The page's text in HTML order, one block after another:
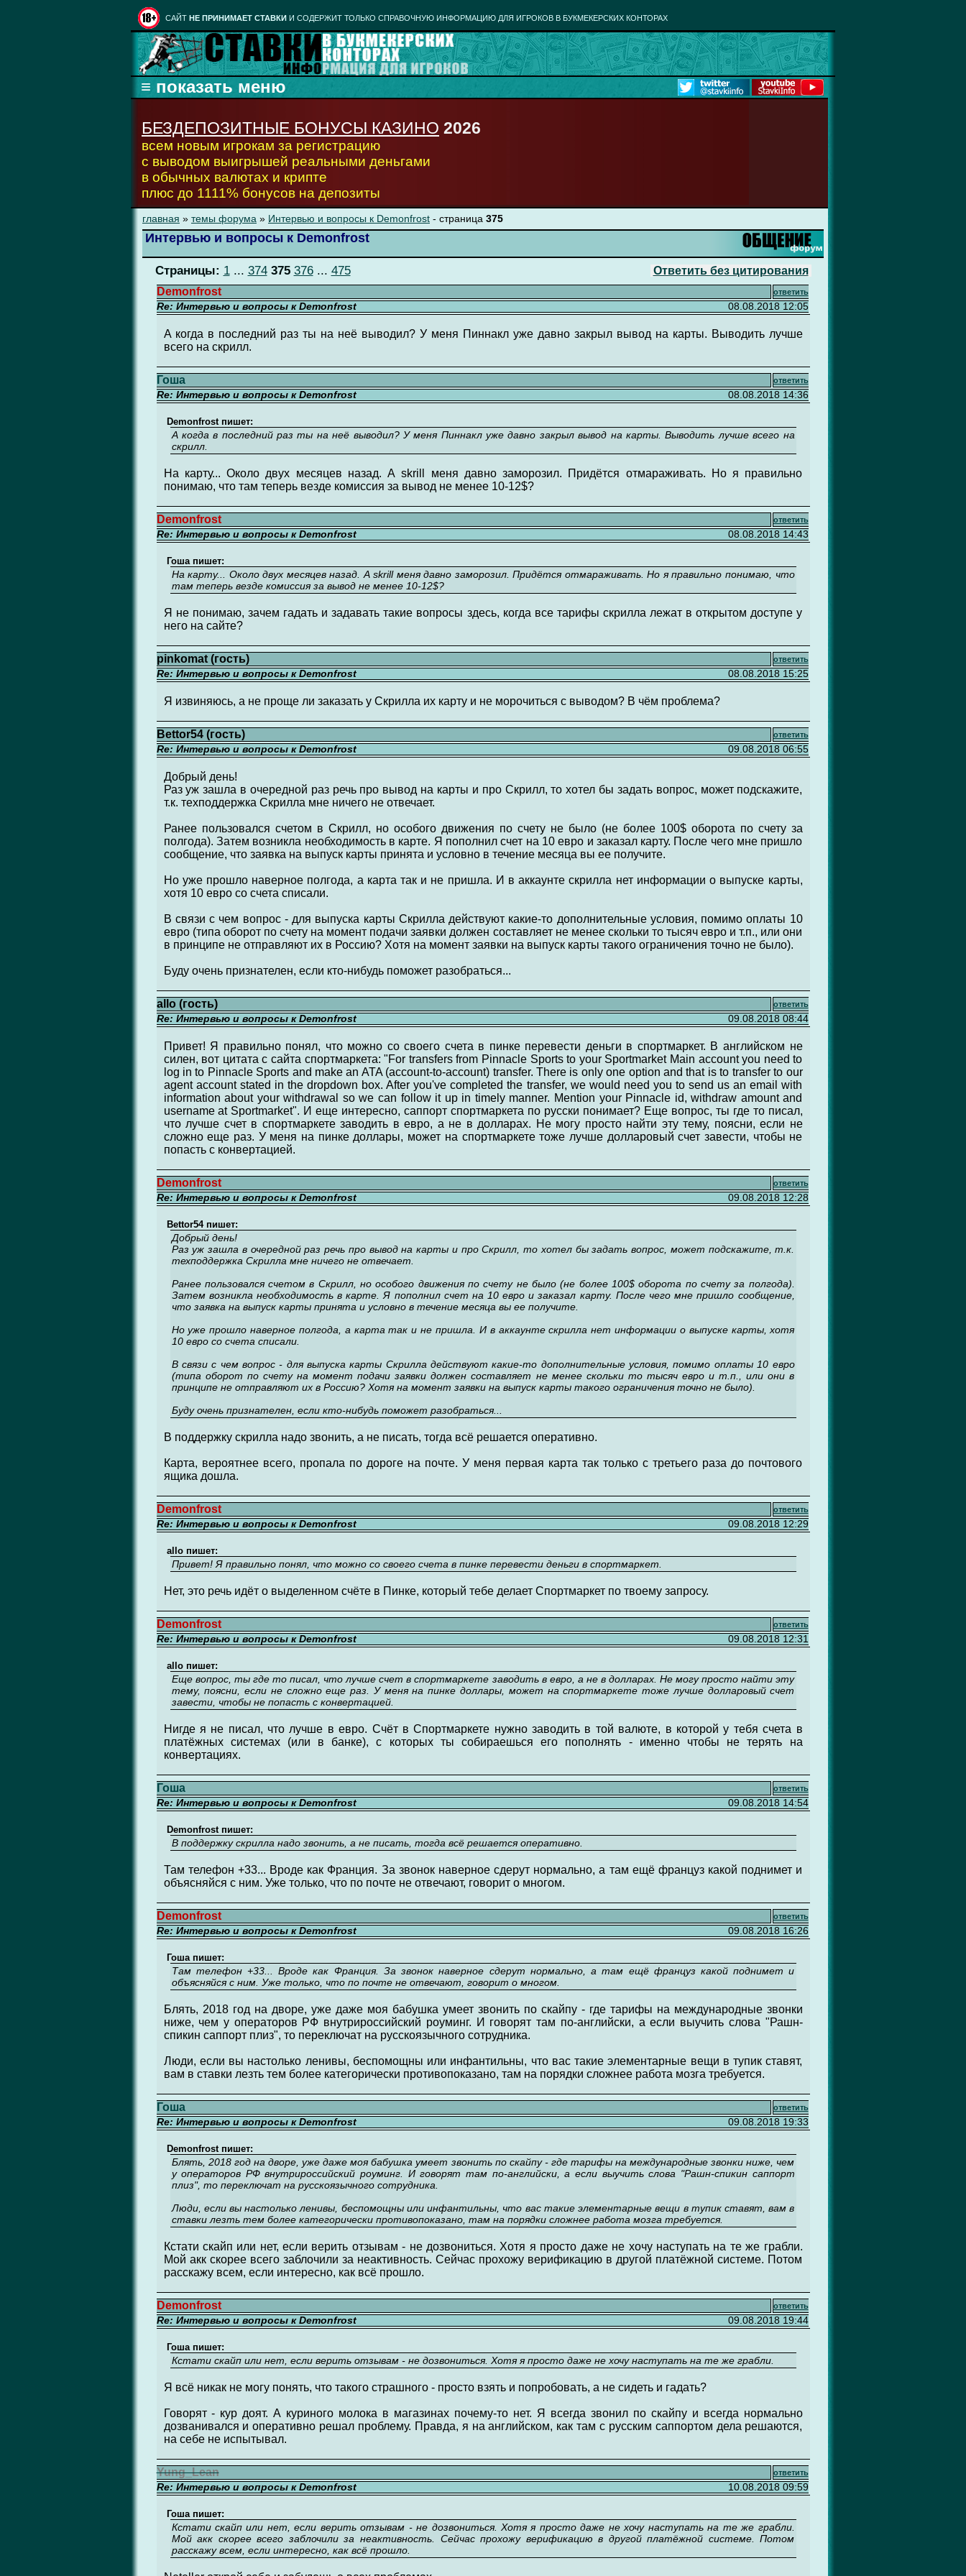
CАЙТ НЕ ПРИНИМАЕТ СТАВКИ И СОДЕРЖИТ ТОЛЬКО СПРАВОЧНУЮ ИНФОРМАЦИЮ ДЛЯ ИГРОКОВ В БУКМЕКЕРСКИХ КОНТОРАХ
БЕЗДЕПОЗИТНЫЕ БОНУСЫ КАЗИНО 2026
всем новым игрокам за регистрацию
с выводом выигрышей реальными деньгами
в обычных валютах и крипте
плюс до 1111% бонусов на депозиты
главная » темы форума » Интервью и вопросы к Demonfrost - страница 375
Интервью и вопросы к Demonfrost
Страницы: 1... 374 375 376... 475
Ответить без цитирования
Demonfrost
ответить
Re: Интервью и вопросы к Demonfrost 08.08.2018 12:05
А когда в последний раз ты на неё выводил? У меня Пиннакл уже давно закрыл вывод на карты. Выводить лучше
всего на скрилл.
Гоша ответить
Re: Интервью и вопросы к Demonfrost 08.08.2018 14:36
Demonfrost пишет:
А когда в последний раз ты на неё выводил? У меня Пиннакл уже давно закрыл вывод на карты. Выводить лучше всего на
скрилл.
На карту... Около двух месяцев назад. А skrill меня давно заморозил. Придётся отмараживать. Но я правильно
понимаю, что там теперь везде комиссия за вывод не менее 10-12$?
Demonfrost ответить
Re: Интервью и вопросы к Demonfrost 08.08.2018 14:43
Гоша пишет:
На карту... Около двух месяцев назад. А skrill меня давно заморозил. Придётся отмараживать. Но я правильно понимаю, что
там теперь везде комиссия за вывод не менее 10-12$?
Я не понимаю, зачем гадать и задавать такие вопросы здесь, когда все тарифы скрилла лежат в открытом доступе у
него на сайте?
pinkomat (гость) ответить
Re: Интервью и вопросы к Demonfrost 08.08.2018 15:25
Я извиняюсь, а не проще ли заказать у Скрилла их карту и не морочиться с выводом? В чём проблема?
Bettor54 (гость) ответить
Re: Интервью и вопросы к Demonfrost 09.08.2018 06:55
Добрый день!
Раз уж зашла в очередной раз речь про вывод на карты и про Скрилл, то хотел бы задать вопрос, может подскажите,
т.к. техподдержка Скрилла мне ничего не отвечает.
Ранее пользовался счетом в Скрилл, но особого движения по счету не было (не более 100$ оборота по счету за
полгода). Затем возникла необходимость в карте. Я пополнил счет на 10 евро и заказал карту. После чего мне пришло
сообщение, что заявка на выпуск карты принята и условно в течение месяца вы ее получите.
Но уже прошло наверное полгода, а карта так и не пришла. И в аккаунте скрилла нет информации о выпуске карты,
хотя 10 евро со счета списали.
В связи с чем вопрос - для выпуска карты Скрилла действуют какие-то дополнительные условия, помимо оплаты 10
евро (типа оборот по счету на момент подачи заявки должен составляет не менее скольки то тысяч евро и т.п., или они
в принципе не отправляют их в Россию? Хотя на момент заявки на выпуск карты такого ограничения точно не было).
Буду очень признателен, если кто-нибудь поможет разобраться...
allo (гость) ответить
Re: Интервью и вопросы к Demonfrost 09.08.2018 08:44
Привет! Я правильно понял, что можно со своего счета в пинке перевести деньги в спортмаркет. В английском не
силен, вот цитата с сайта спортмаркета: "For transfers from Pinnacle Sports to your Sportmarket Main account you need to
log in to Pinnacle Sports and make an ATA (account-to-account) transfer. There is only one option and that is to transfer to our
agent account stated in the dropdown box. After you've completed the transfer, we would need you to send us an email with
information about your withdrawal so we can follow it up in timely manner. Mention your Pinnacle id, withdraw amount and
username at Sportmarket". И еще интересно, саппорт спортмаркета по русски понимает? Еще вопрос, ты где то писал,
что лучше счет в спортмаркете заводить в евро, а не в долларах. Не могу просто найти эту тему, поясни, если не
сложно еще раз. У меня на пинке доллары, может на спортмаркете тоже лучше долларовый счет завести, чтобы не
попасть с конвертацией.
Demonfrost ответить
Re: Интервью и вопросы к Demonfrost 09.08.2018 12:28
Bettor54 пишет:
Добрый день!
Раз уж зашла в очередной раз речь про вывод на карты и про Скрилл, то хотел бы задать вопрос, может подскажите, т.к.
техподдержка Скрилла мне ничего не отвечает.
Ранее пользовался счетом в Скрилл, но особого движения по счету не было (не более 100$ оборота по счету за полгода).
Затем возникла необходимость в карте. Я пополнил счет на 10 евро и заказал карту. После чего мне пришло сообщение,
что заявка на выпуск карты принята и условно в течение месяца вы ее получите.
Но уже прошло наверное полгода, а карта так и не пришла. И в аккаунте скрилла нет информации о выпуске карты, хотя
10 евро со счета списали.
В связи с чем вопрос - для выпуска карты Скрилла действуют какие-то дополнительные условия, помимо оплаты 10 евро
(типа оборот по счету на момент подачи заявки должен составляет не менее скольки то тысяч евро и т.п., или они в
принципе не отправляют их в Россию? Хотя на момент заявки на выпуск карты такого ограничения точно не было).
Буду очень признателен, если кто-нибудь поможет разобраться...
В поддержку скрилла надо звонить, а не писать, тогда всё решается оперативно.
Карта, вероятнее всего, пропала по дороге на почте. У меня первая карта так только с третьего раза до почтового
ящика дошла.
Demonfrost ответить
Re: Интервью и вопросы к Demonfrost 09.08.2018 12:29
allo пишет:
Привет! Я правильно понял, что можно со своего счета в пинке перевести деньги в спортмаркет.
Нет, это речь идёт о выделенном счёте в Пинке, который тебе делает Спортмаркет по твоему запросу.
Demonfrost ответить
Re: Интервью и вопросы к Demonfrost 09.08.2018 12:31
allo пишет:
Еще вопрос, ты где то писал, что лучше счет в спортмаркете заводить в евро, а не в долларах. Не могу просто найти эту
тему, поясни, если не сложно еще раз. У меня на пинке доллары, может на спортмаркете тоже лучше долларовый счет
завести, чтобы не попасть с конвертацией.
Нигде я не писал, что лучше в евро. Счёт в Спортмаркете нужно заводить в той валюте, в которой у тебя счета в
платёжных системах (или в банке), с которых ты собираешься его пополнять - именно чтобы не терять на
конвертациях.
Гоша ответить
Re: Интервью и вопросы к Demonfrost 09.08.2018 14:54
Demonfrost пишет:
В поддержку скрилла надо звонить, а не писать, тогда всё решается оперативно.
Там телефон +33... Вроде как Франция. За звонок наверное сдерут нормально, а там ещё француз какой поднимет и
объясняйся с ним. Уже только, что по почте не отвечают, говорит о многом.
Demonfrost ответить
Re: Интервью и вопросы к Demonfrost 09.08.2018 16:26
Гоша пишет:
Там телефон +33... Вроде как Франция. За звонок наверное сдерут нормально, а там ещё француз какой поднимет и
объясняйся с ним. Уже только, что по почте не отвечают, говорит о многом.
Блять, 2018 год на дворе, уже даже моя бабушка умеет звонить по скайпу - где тарифы на международные звонки
ниже, чем у операторов РФ внутрироссийский роуминг. И говорят там по-английски, а если выучить слова "Рашн-
спикин саппорт плиз", то переключат на русскоязычного сотрудника.
Люди, если вы настолько ленивы, беспомощны или инфантильны, что вас такие элементарные вещи в тупик ставят,
вам в ставки лезть тем более категорически противопоказано, там на порядки сложнее работа мозга требуется.
Гоша ответить
Re: Интервью и вопросы к Demonfrost 09.08.2018 19:33
Demonfrost пишет:
Блять, 2018 год на дворе, уже даже моя бабушка умеет звонить по скайпу - где тарифы на международные звонки ниже, чем
у операторов РФ внутрироссийский роуминг. И говорят там по-английски, а если выучить слова "Рашн-спикин саппорт
плиз", то переключат на русскоязычного сотрудника.
Люди, если вы настолько ленивы, беспомощны или инфантильны, что вас такие элементарные вещи в тупик ставят, вам в
ставки лезть тем более категорически противопоказано, там на порядки сложнее работа мозга требуется.
Кстати скайп или нет, если верить отзывам - не дозвониться. Хотя я просто даже не хочу наступать на те же грабли.
Мой акк скорее всего заблочили за неактивность. Сейчас прохожу верификацию в другой платёжной системе. Потом
расскажу всем, если интересно, как всё прошло.
Demonfrost ответить
Re: Интервью и вопросы к Demonfrost 09.08.2018 19:44
Гоша пишет:
Кстати скайп или нет, если верить отзывам - не дозвониться. Хотя я просто даже не хочу наступать на те же грабли.
Я всё никак не могу понять, что такого страшного - просто взять и попробовать, а не сидеть и гадать?
Говорят - кур доят. А куриного молока в магазинах почему-то нет. Я всегда звонил по скайпу и всегда нормально
дозванивался и оперативно решал проблему. Правда, я на английском, как там с русским саппортом дела решаются,
на себе не испытывал.
Yung_Lean ответить
Re: Интервью и вопросы к Demonfrost 10.08.2018 09:59
Гоша пишет:
Кстати скайп или нет, если верить отзывам - не дозвониться. Хотя я просто даже не хочу наступать на те же грабли.
Мой акк скорее всего заблочили за неактивность. Сейчас прохожу верификацию в другой платёжной системе. Потом
расскажу всем, если интересно, как всё прошло.